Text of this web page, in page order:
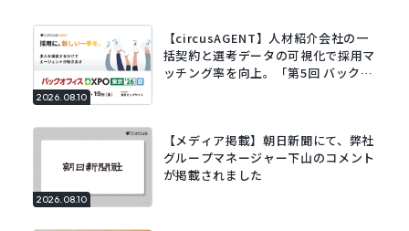
2026.08.10
【circusAGENT】人材紹介会社の一
括契約と選考データの可視化で採用マ
ッチング率を向上。「第5回 バックオ
2026.08.10
【メディア掲載】朝日新聞にて、弊社
グループマネージャー下山のコメント
が掲載されました